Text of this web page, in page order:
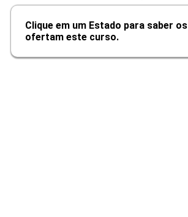
Clique em um Estado para saber
ofertam este curso.